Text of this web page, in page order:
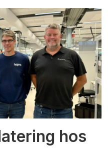
hos